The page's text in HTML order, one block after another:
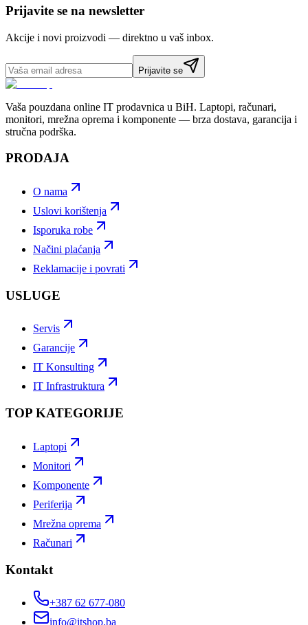
Prijavite se na newsletter
Akcije i novi proizvodi — direktno u vaš inbox.
Prijavite se
Vaša pouzdana online IT prodavnica u BiH. Laptopi, računari,
monitori, mrežna oprema i komponente — brza dostava, garancija i
stručna podrška.
PRODAJA
O nama
Uslovi korištenja
Isporuka robe
Načini plaćanja
Reklamacije i povrati
USLUGE
Servis
Garancije
IT Konsulting
IT Infrastruktura
TOP KATEGORIJE
Laptopi
Monitori
Komponente
Periferija
Mrežna oprema
Računari
Kontakt
+387 62 677-080
info@itshop.ba